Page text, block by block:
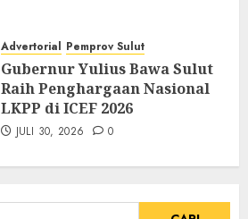
Advertorial Pemprov Sulut
Gubernur Yulius Bawa Sulut
Raih Penghargaan Nasional
LKPP di ICEF 2026
JULI 30, 2026 0